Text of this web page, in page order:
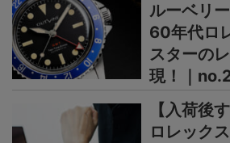
ルーベリ
60年代ロ
スターの
現！｜
【入荷後
ロレック